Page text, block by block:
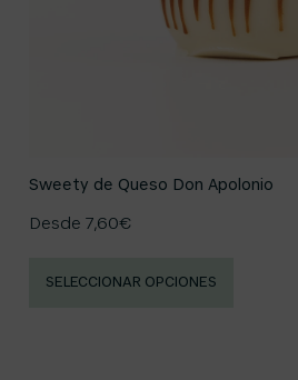
Sweety de Queso Don Apolonio
Desde 7,60€
SELECCIONAR OPCIONES